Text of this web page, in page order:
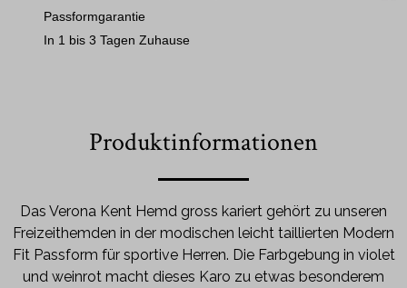
Passformgarantie
In 1 bis 3 Tagen Zuhause
Produktinformationen
Das Verona Kent Hemd gross kariert gehört zu unseren
Freizeithemden in der modischen leicht taillierten Modern
Fit Passform für sportive Herren. Die Farbgebung in violet
und weinrot macht dieses Karo zu etwas besonderem